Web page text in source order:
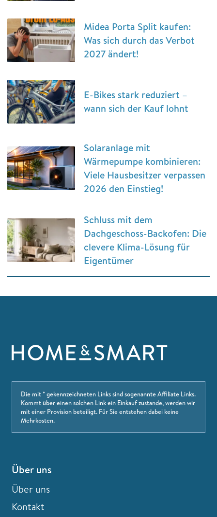
Midea Porta Split kaufen:
Was sich durch das Verbot
2027 ändert!
E-Bikes stark reduziert –
wann sich der Kauf lohnt
Solaranlage mit
Wärmepumpe kombinieren:
Viele Hausbesitzer verpassen
2026 den Einstieg!
Schluss mit dem
Dachgeschoss-Backofen: Die
clevere Klima-Lösung für
Eigentümer
Die mit * gekennzeichneten Links sind sogenannte Affiliate Links.
Kommt über einen solchen Link ein Einkauf zustande, werden wir
mit einer Provision beteiligt. Für Sie entstehen dabei keine
Mehrkosten.
Über uns
Über uns
Kontakt